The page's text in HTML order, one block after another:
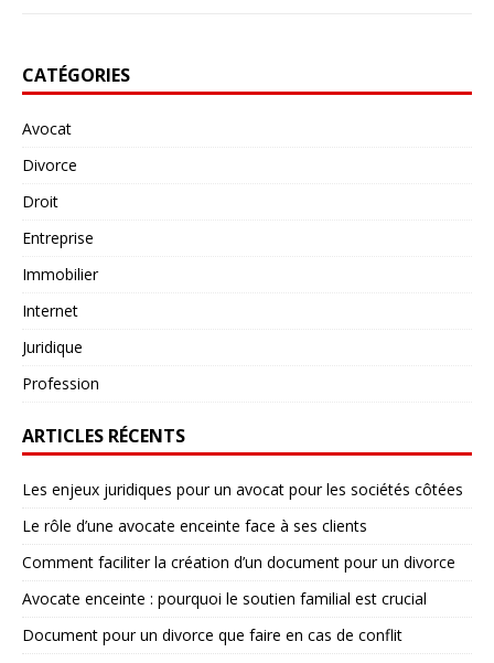
CATÉGORIES
Avocat
Divorce
Droit
Entreprise
Immobilier
Internet
Juridique
Profession
ARTICLES RÉCENTS
Les enjeux juridiques pour un avocat pour les sociétés côtées
Le rôle d’une avocate enceinte face à ses clients
Comment faciliter la création d’un document pour un divorce
Avocate enceinte : pourquoi le soutien familial est crucial
Document pour un divorce que faire en cas de conflit